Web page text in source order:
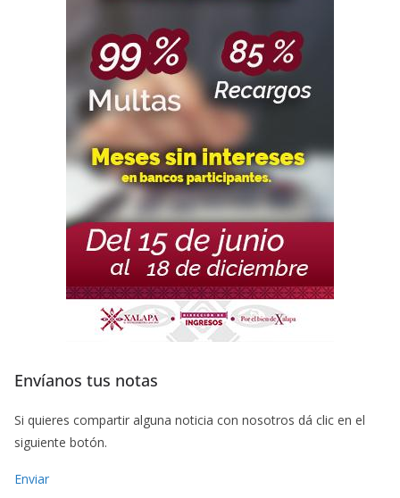
Envíanos tus notas
Si quieres compartir alguna noticia con nosotros dá clic en el
siguiente botón.
Enviar